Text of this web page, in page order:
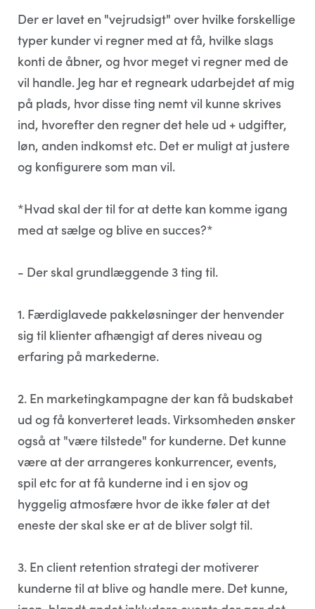
Der er lavet en "vejrudsigt" over hvilke forskellige
typer kunder vi regner med at få, hvilke slags
konti de åbner, og hvor meget vi regner med de
vil handle. Jeg har et regneark udarbejdet af mig
på plads, hvor disse ting nemt vil kunne skrives
ind, hvorefter den regner det hele ud + udgifter,
løn, anden indkomst etc. Det er muligt at justere
og konfigurere som man vil.
*Hvad skal der til for at dette kan komme igang
med at sælge og blive en succes?*
- Der skal grundlæggende 3 ting til.
1. Færdiglavede pakkeløsninger der henvender
sig til klienter afhængigt af deres niveau og
erfaring på markederne.
2. En marketingkampagne der kan få budskabet
ud og få konverteret leads. Virksomheden ønsker
også at "være tilstede" for kunderne. Det kunne
være at der arrangeres konkurrencer, events,
spil etc for at få kunderne ind i en sjov og
hyggelig atmosfære hvor de ikke føler at det
eneste der skal ske er at de bliver solgt til.
3. En client retention strategi der motiverer
kunderne til at blive og handle mere. Det kunne,